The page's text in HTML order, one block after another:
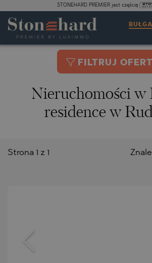
STONEHARD PREMIER jest częścią
FILTRUJ
Nieruchomości w
residence w
Strona 1 z 1